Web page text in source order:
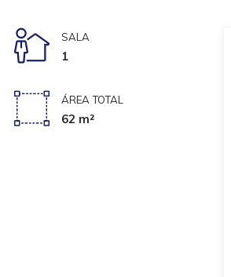
SALA
1
ÁREA TOTAL
62 m²